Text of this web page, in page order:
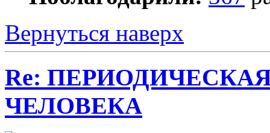
Вернуться наверх
Re:
ЧЕЛОВЕКА